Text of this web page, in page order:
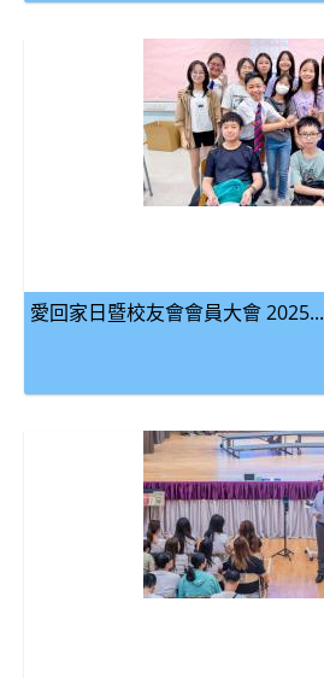
愛回家日暨校友會會員大會 2025...